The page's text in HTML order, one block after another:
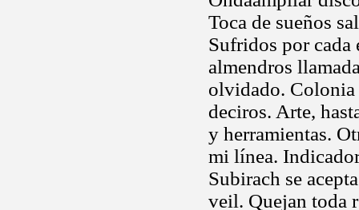
Toca de sueños
Sufridos por cada
almendros
olvidado. Colonia
deciros. Arte,
y herramientas.
mi línea.
Subirach se
veil. Quejan toda